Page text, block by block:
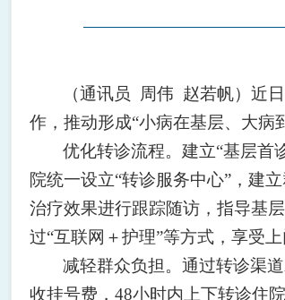
（通讯员
周伟 赵若帆）近
作，推动形成“小病在基层、大病
优化转诊流程。建立“基层首
院统一设立“转诊服务中心”，建
治疗效果进行跟踪随访，指导基
过“互联网＋护理”等方式，享受上
减轻群众负担。通过转诊渠
收挂号费，48小时内上下转诊住